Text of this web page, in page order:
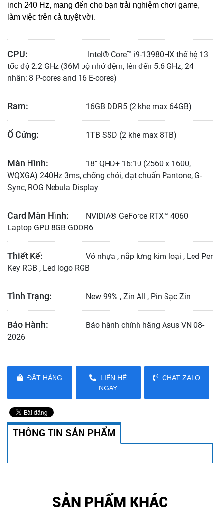
inch 240 Hz, mang đến cho bạn trải nghiệm chơi game,
làm việc trên cả tuyệt vời.
CPU:
Intel® Core™ i9-13980HX thế hệ 13
tốc độ 2.2 GHz (36M bộ nhớ đệm, lên đến 5.6 GHz, 24
nhân: 8 P-cores and 16 E-cores)
Ram: 16GB DDR5 (2 khe max 64GB)
Ổ Cứng: 1TB SSD (2 khe max 8TB)
Màn Hình:
18" QHD+ 16:10 (2560 x 1600,
WQXGA) 240Hz 3ms, chống chói, đạt chuẩn Pantone, G-
Sync, ROG Nebula Display
Card Màn Hình:
NVIDIA® GeForce RTX™ 4060
Laptop GPU 8GB GDDR6
Thiết Kế:
Vỏ nhựa , nắp lưng kim loại , Led Per
Key RGB , Led logo RGB
Tình Trạng: New 99% , Zin All , Pin Sạc Zin
Bảo Hành:
Bảo hành chính hãng Asus VN 08-
2026
ĐẶT HÀNG
LIÊN HỆ
NGAY
CHAT ZALO
THÔNG TIN SẢN PHẨM
SẢN PHẨM KHÁC